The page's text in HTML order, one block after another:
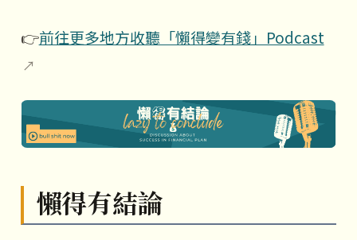
👉前往更多地方收聽「懶得變有錢」Podcast
懶得有結論